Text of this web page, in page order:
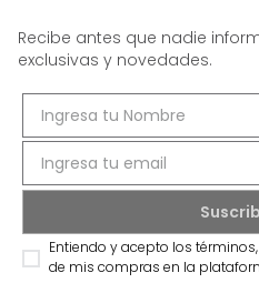
Recibe antes que nadie
exclusivas y novedades.
Entiendo y acepto los
de mis compras en la